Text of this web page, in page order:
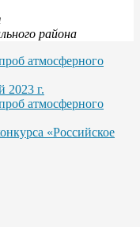
района
атмосферного
2023 г.
атмосферного
«Российское